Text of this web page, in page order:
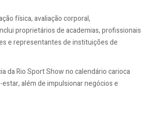
física, avaliação corporal,
proprietários de academias, profissionais
e representantes de instituições de
da Rio Sport Show no calendário carioca
além de impulsionar negócios e